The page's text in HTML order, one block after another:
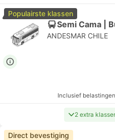
Populairste klassen
Semi Cama |
ANDESMAR CHILE
Inclusief belastingen
2 extra
Direct bevestiging